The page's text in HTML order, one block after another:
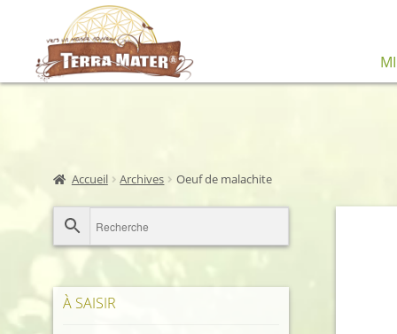
Aller
à
la
Aller
au
contenu
Accueil Archives Oeuf de malachite
À SAISIR